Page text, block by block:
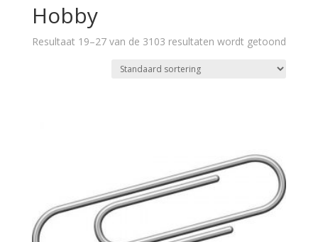
Hobby
Resultaat 19–27 van de 3103 resultaten wordt getoond